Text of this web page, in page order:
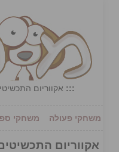
::: אקווריום
משחקי פעולה משחקי
אקווריום